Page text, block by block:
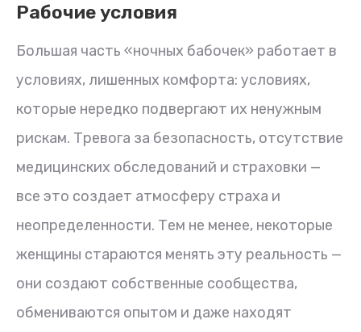
Рабочие условия
Большая часть «ночных бабочек» работает в
условиях, лишенных комфорта: условиях,
которые нередко подвергают их ненужным
рискам. Тревога за безопасность, отсутствие
медицинских обследований и страховки —
все это создает атмосферу страха и
неопределенности. Тем не менее, некоторые
женщины стараются менять эту реальность —
они создают собственные сообщества,
обмениваются опытом и даже находят